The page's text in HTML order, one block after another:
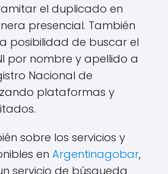
el duplicado en
presencial. También
posibilidad de buscar el
por nombre y apellido a
Nacional de
plataformas y
sobre los servicios y
en Argentinagobar,
servicio de búsqueda